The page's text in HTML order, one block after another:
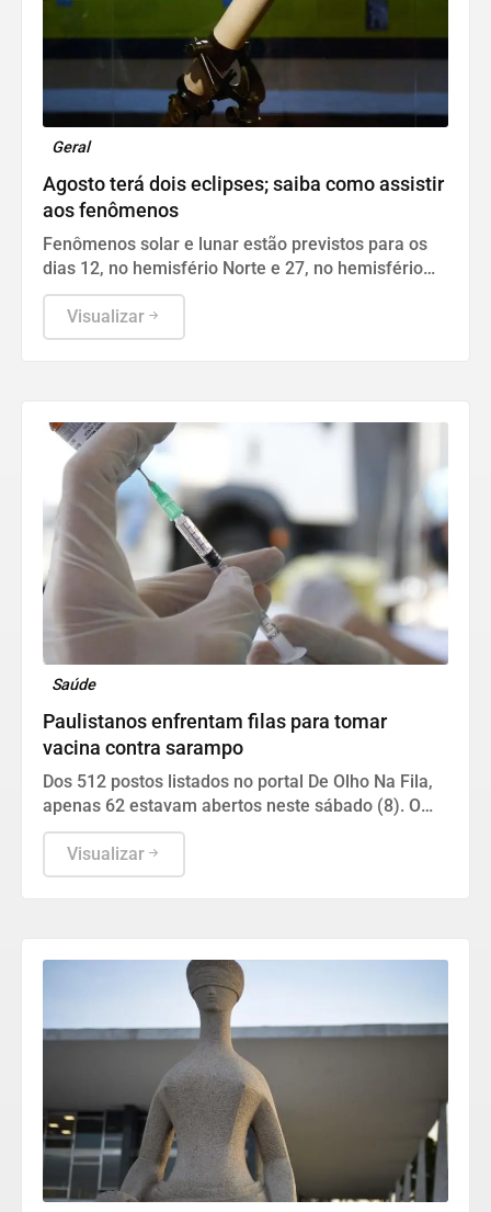
Geral
Agosto terá dois eclipses; saiba como assistir
aos fenômenos
Fenômenos solar e lunar estão previstos para os
dias 12, no hemisfério Norte e 27, no hemisfério
Sul.
Visualizar
Saúde
Paulistanos enfrentam filas para tomar
vacina contra sarampo
Dos 512 postos listados no portal De Olho Na Fila,
apenas 62 estavam abertos neste sábado (8). O
funcionamento de todos ocorre somente de
segunda a sexta-feira.
Visualizar